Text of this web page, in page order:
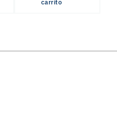
carrito